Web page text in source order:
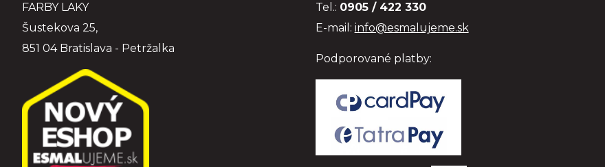
FARBY LAKY
Šustekova 25,
851 04 Bratislava - Petržalka
Tel.: 0905 / 422 330
E-mail: info@esmalujeme.sk
Podporované platby: